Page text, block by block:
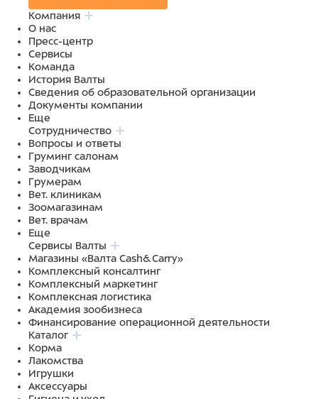
Компания
О нас
Пресс-центр
Сервисы
Команда
История Валты
Сведения об образовательной организации
Документы компании
Еще
Сотрудничество
Вопросы и ответы
Груминг салонам
Заводчикам
Грумерам
Вет. клиникам
Зоомагазинам
Вет. врачам
Еще
Сервисы Валты
Магазины «Валта Cash&Carry»
Комплексный консалтинг
Комплексный маркетинг
Комплексная логистика
Академия зообизнеса
Финансирование операционной деятельности
Каталог
Корма
Лакомства
Игрушки
Аксессуары